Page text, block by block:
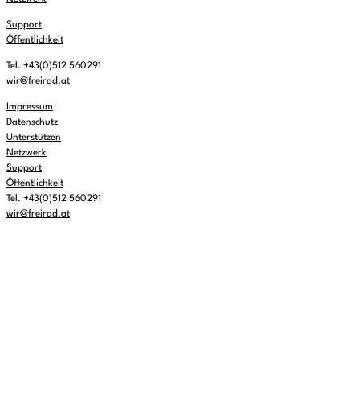
Support
Öffentlichkeit
Tel. +43(0)512 560291
wir@freirad.at
Impressum
Datenschutz
Unterstützen
Netzwerk
Support
Öffentlichkeit
Tel. +43(0)512 560291
wir@freirad.at